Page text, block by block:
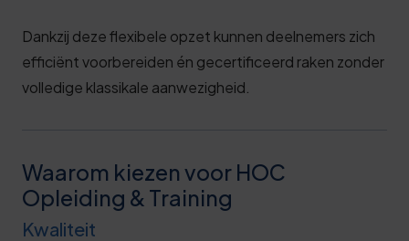
Dankzij deze flexibele opzet kunnen deelnemers zich
efficiënt voorbereiden én gecertificeerd raken zonder
volledige klassikale aanwezigheid.
Waarom kiezen voor HOC
Opleiding & Training
Kwaliteit